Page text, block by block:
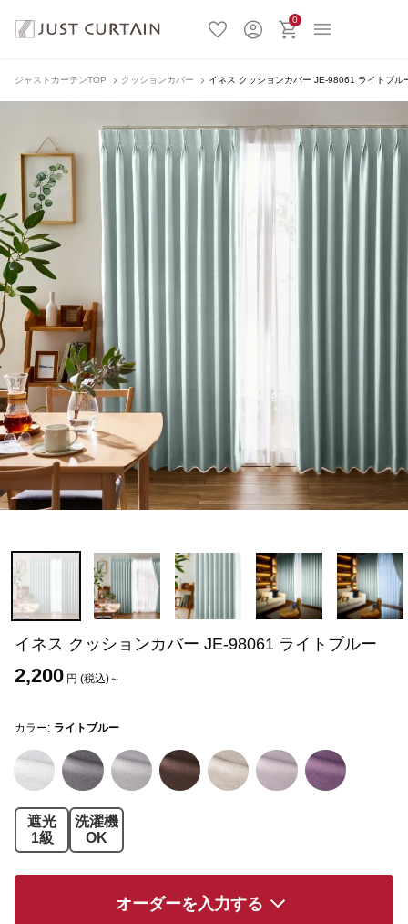
0
ジャストカーテンTOP クッションカバー イネス クッションカバー JE-98061 ライトブル
イネス クッションカバー JE-98061 ライトブルー
2,200 円 (税込)～
カラー: ライトブルー
遮光
1級
洗濯機
OK
オーダーを入力する